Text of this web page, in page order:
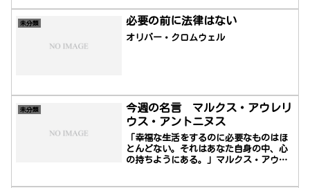
未分類 必要の前に法律はない
オリバー・クロムウェル
未分類
今週の名言 マルクス・アウレリ
ウス・アントニヌス
「幸福な生活をするのに必要なものはほ
とんどない。それはあなた自身の中、心
の持ちようにある。」マルクス・アウレ